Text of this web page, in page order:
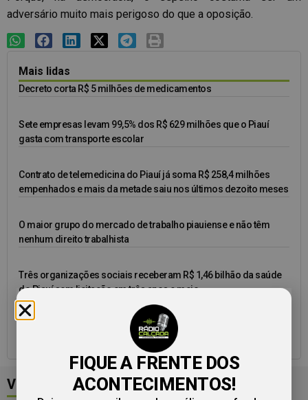
adversário muito mais perigoso do que a oposição.
Mais lidas
Decreto corta R$ 5 milhões de medicamentos
Sete empresas levam 99,5% dos R$ 629 milhões que o Piauí
gasta com transporte escolar
Contrato de telemedicina do Piauí já soma R$ 258,4 milhões
empenhados e mais da metade saiu nos últimos dezoito meses
O maior grupo do mercado de trabalho piauiense e não têm
nenhum direito trabalhista
Três organizações sociais receberam R$ 1,46 bilhão da saúde
do Piauí sem licitação em três anos e meio
Piauí gasta R$ 113 milhões com consultorias e contrata 63%
Veja mais
FIQUE A FRENTE DOS
ACONTECIMENTOS!